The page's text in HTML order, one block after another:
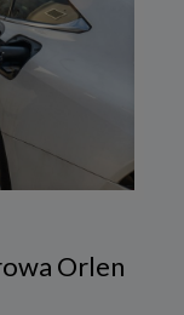
Orlen